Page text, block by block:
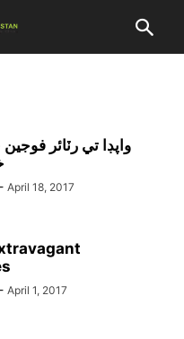
واپڊا تي رٽائر
- April 18, 2017
- April 1, 2017